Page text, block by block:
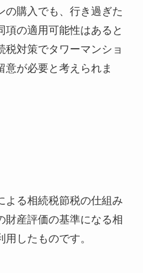
の購入でも、行き過ぎた
項の適用可能性はあると
税対策でタワーマンショ
意が必要と考えられま
よる相続税節税の仕組み
財産評価の基準になる相
したものです。